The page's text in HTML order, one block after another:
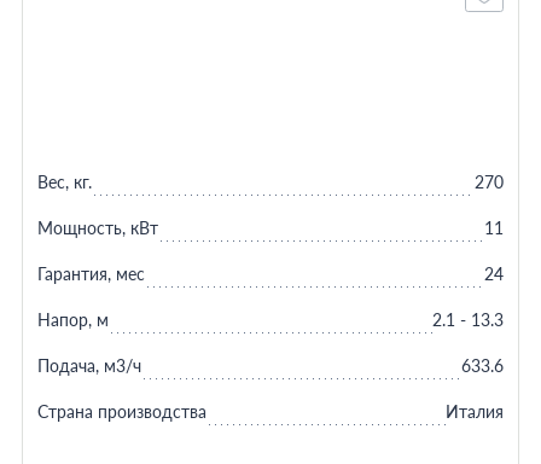
Вес, кг. 270
Мощность, кВт 11
Гарантия, мес 24
Напор, м 2.1 - 13.3
Подача, м3/ч 633.6
Страна производства Италия